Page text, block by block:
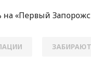
«Первый